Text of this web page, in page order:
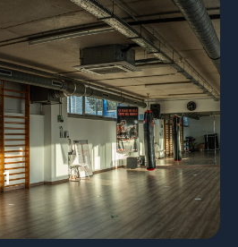
discos, manuelles de diferents
steps, pilotes medicinals,